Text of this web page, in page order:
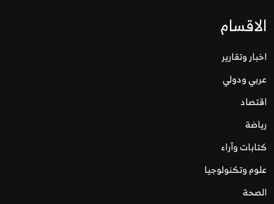
الاقسام
اخبار وتقارير
عربي ودولي
اقتصاد
رياضة
كتابات وآراء
علوم وتكنولوجيا
الصحة